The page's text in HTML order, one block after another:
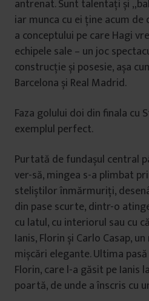
antrenat. Sunt talentați și
iar munca cu ei ține acum
a conceptului pe care Hagi
echipele sale – un joc
construcție și posesie, așa
Barcelona și Real Madrid.
Faza golului doi din finala cu
exemplul perfect.
Purtată de fundașul central
ver-să, mingea s-a plimbat
steliștilor înmărmuriți,
din pase scurte, dintr-o
cu latul, cu interiorul sau cu
Ianis, Florin și Carlo Casap,
mișcări elegante. Ultima
Florin, care l-a găsit pe Ianis
poartă, de unde a înscris cu